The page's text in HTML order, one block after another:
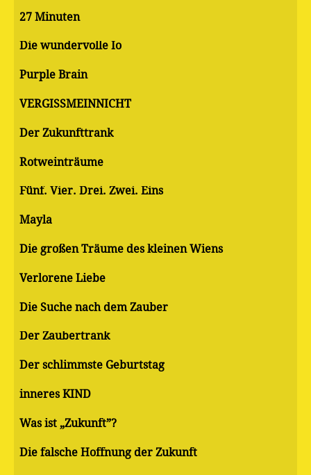
27 Minuten
Die wundervolle Io
Purple Brain
VERGISSMEINNICHT
Der Zukunfttrank
Rotweinträume
Fünf. Vier. Drei. Zwei. Eins
Mayla
Die großen Träume des kleinen Wiens
Verlorene Liebe
Die Suche nach dem Zauber
Der Zaubertrank
Der schlimmste Geburtstag
inneres KIND
Was ist „Zukunft”?
Die falsche Hoffnung der Zukunft